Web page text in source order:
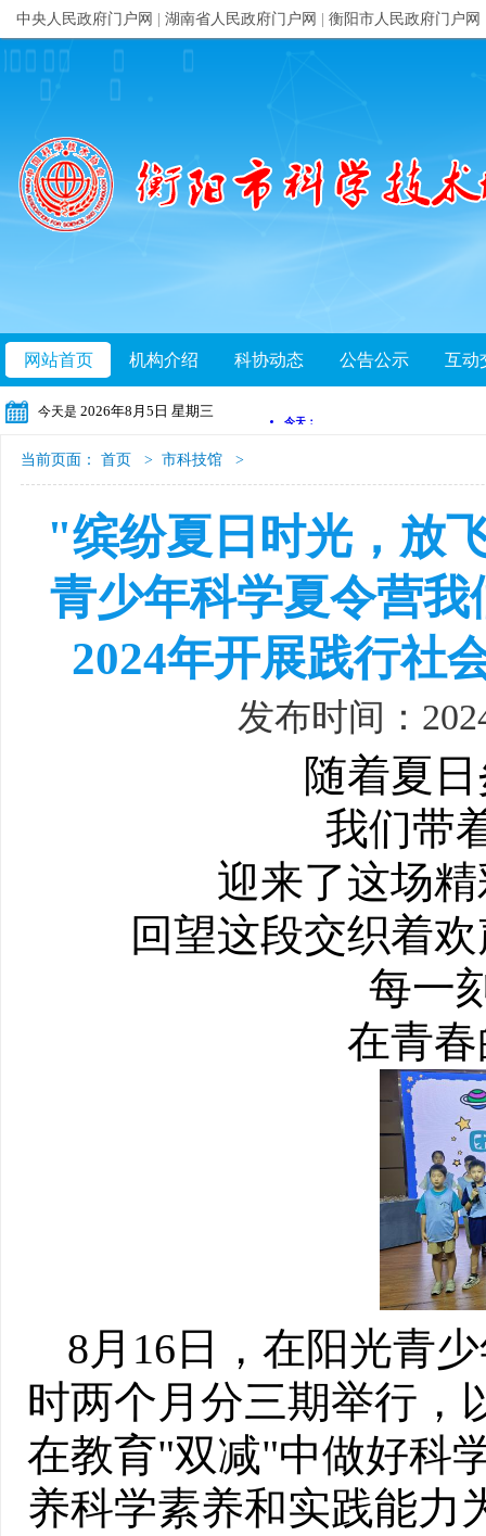
中央人民政府门户网 湖南省人民政府门户网 衡阳市人民政府门户网
网站首页 机构介绍 科协动态 公告公示 互动
今天是 2026年8月5日 星期三
当前页面： 首页 > 市科技馆 >
"缤纷夏日时光，放
青少年科学夏令营
2024年开展践行社
发布时间：
随着夏
我们带
迎来了这场
回望这段交织着
每一
在青
8月16日，在阳光青
时两个月分三期举行，
在教育"双减"中做好科
养科学素养和实践能力